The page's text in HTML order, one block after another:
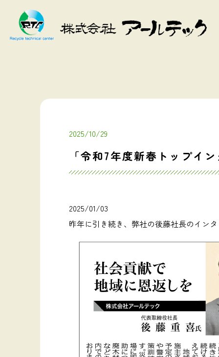
2025/10/29
「令和7年度新春トップイ
2025/01/03
昨年に引き続き、弊社の後藤社長のイン